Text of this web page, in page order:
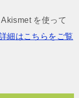
を使って
細はこちらをご覧